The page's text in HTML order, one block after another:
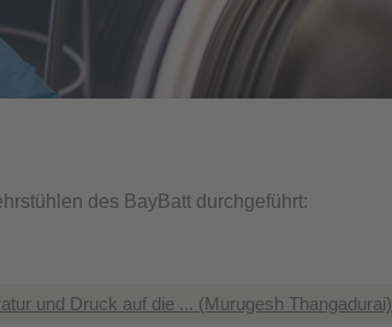
des BayBatt durchgeführt:
und Druck auf die ... (Murugesh Thangadurai)